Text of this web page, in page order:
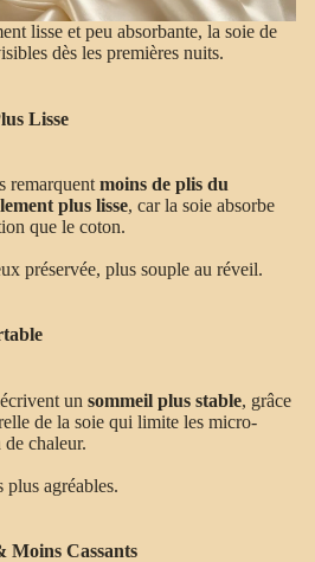
lisse et peu absorbante, la soie de
dès les premières nuits.
Lisse
remarquent moins de plis du
plus lisse, car la soie absorbe
que le coton.
préservée, plus souple au réveil.
un sommeil plus stable, grâce
de la soie qui limite les micro-
chaleur.
agréables.
Moins Cassants